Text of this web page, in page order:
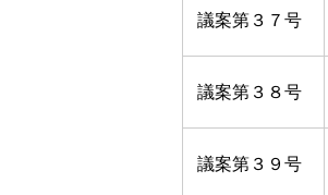
議案第３７号
議案第３８号
議案第３９号